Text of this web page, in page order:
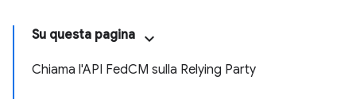
Su questa pagina
Chiama l'API FedCM sulla Relying Party